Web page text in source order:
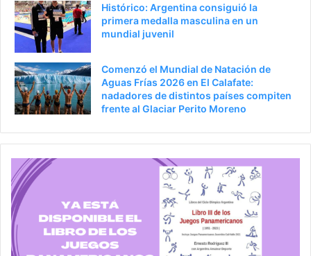
Histórico: Argentina consiguió la
primera medalla masculina en un
mundial juvenil
Comenzó el Mundial de Natación de
Aguas Frías 2026 en El Calafate:
nadadores de distintos países compiten
frente al Glaciar Perito Moreno